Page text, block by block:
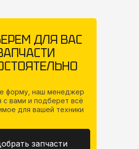
ДЛЯ ВАС
форму, наш менеджер
с вами и подберет всё
для вашей техники
запчасти